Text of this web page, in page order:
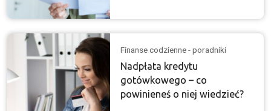
Finanse codzienne - poradniki
Nadpłata kredytu
gotówkowego – co
powinieneś o niej wiedzieć?